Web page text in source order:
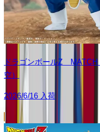
ドラゴンボールZ
空）
2026/6/16 入荷